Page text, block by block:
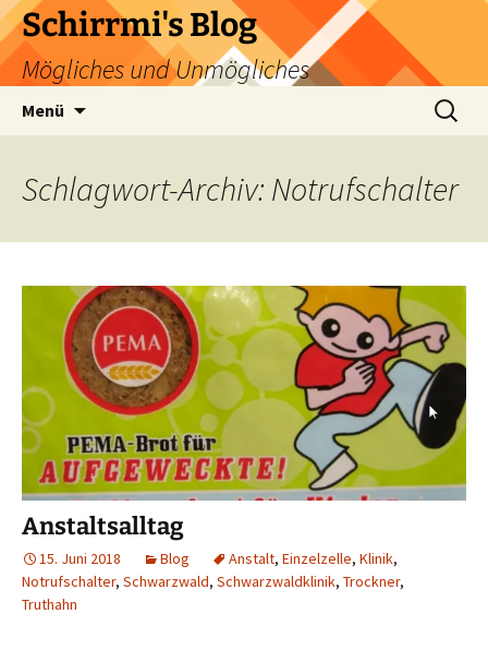
Zum
Inhalt
springen
Schirrmi's Blog
Mögliches und Unmögliches
Menü
Suchen
nach:
Schlagwort-Archiv: Notrufschalter
Anstaltsalltag
15. Juni 2018 Blog Anstalt, Einzelzelle, Klinik,
Notrufschalter, Schwarzwald, Schwarzwaldklinik, Trockner,
Truthahn